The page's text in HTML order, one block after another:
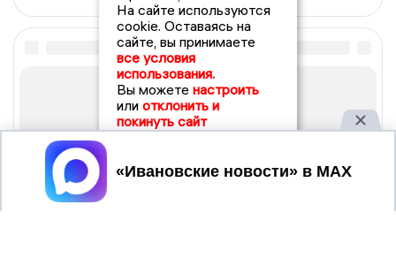
На сайте используются
cookie. Оставаясь на
сайте, вы принимаете
все условия
использования.
Вы можете настроить
или отклонить и
покинуть сайт
Принять